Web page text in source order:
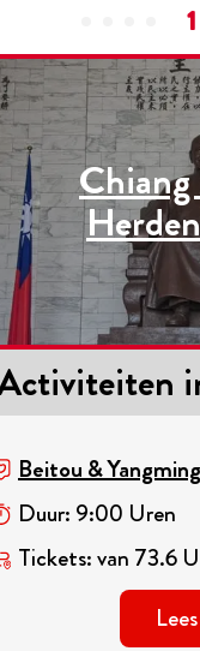
1
Beitou &
Duur: 9:00 Uren
Tickets:van 73.6